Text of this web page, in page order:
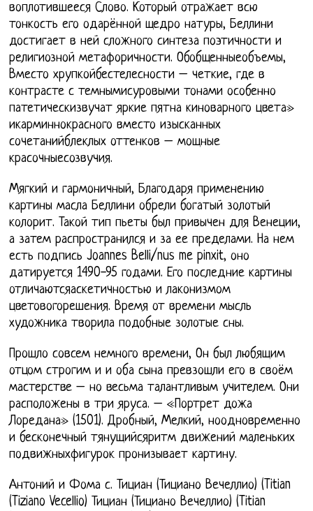
воплотившееся Слово. Который отражает всю
тонкость его одарённой щедро натуры, Беллини
достигает в ней сложного синтеза поэтичности и
религиозной метафоричности. Обобщенныеобъемы,
Вместо хрупкойбестелесности – четкие, где в
контрасте с темнымисуровыми тонами особенно
патетическизвучат яркие пятна киноварного цвета»
икарминнокрасного вместо изысканных
сочетанийблеклых оттенков – мощные
красочныесозвучия.
Мягкий и гармоничный, Благодаря применению
картины масла Беллини обрели богатый золотый
колорит. Такой тип пьеты был привычен для Венеции,
а затем распространился и за ее пределами. На нем
есть подпись Joannes Belli/nus me pinxit, оно
датируется 1490-95 годами. Его последние картины
отличаютсяаскетичностью и лаконизмом
цветовогорешения. Время от времени мысль
художника творила подобные золотые сны.
Прошло совсем немного времени, Он был любящим
отцом строгим и и оба сына превзошли его в своём
мастерстве – но весьма талантливым учителем. Они
расположены в три яруса. – «Портрет дожа
Лоредана» (1501). Дробный, Мелкий, ноодновременно
и бесконечный тянущийсяритм движений маленьких
подвижныхфигурок пронизывает картину.
Антоний и Фома с. Тициан (Тициано Вечеллио) (Titian
(Tiziano Vecellio) Тициан (Тициано Вечеллио) (Titian